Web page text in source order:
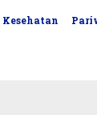
Kesehatan